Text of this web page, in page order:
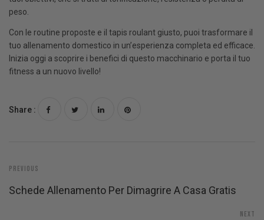
peso.
Con le routine proposte e il tapis roulant giusto, puoi trasformare il
tuo allenamento domestico in un’esperienza completa ed efficace.
Inizia oggi a scoprire i benefici di questo macchinario e porta il tuo
fitness a un nuovo livello!
Share :
Previous
Schede Allenamento Per Dimagrire A Casa Gratis
Next